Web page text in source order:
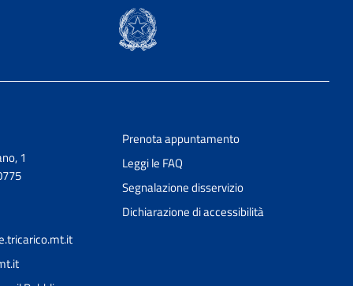
1
Prenota appuntamento
Leggi le FAQ
Segnalazione disservizio
Dichiarazione di accessibilità